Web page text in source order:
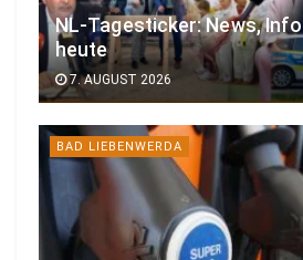
NL-Tagesticker: News,
heute
7. AUGUST 2026
BAD LIEBENWERDA